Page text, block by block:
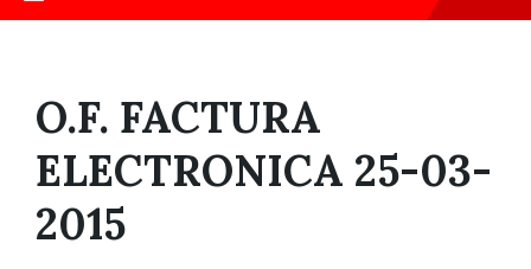
O.F. FACTURA
ELECTRONICA 25-03-
2015